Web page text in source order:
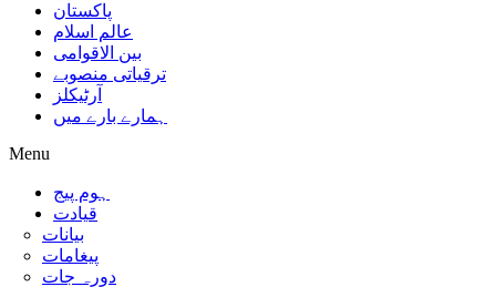
پاکستان
عالم اسلام
بین الاقوامی
ترقیاتی منصوبے
آرٹیکلز
ہمارے بارے میں
Menu
ہوم پیج
قیادت
بیانات
پیغامات
دورہ جات